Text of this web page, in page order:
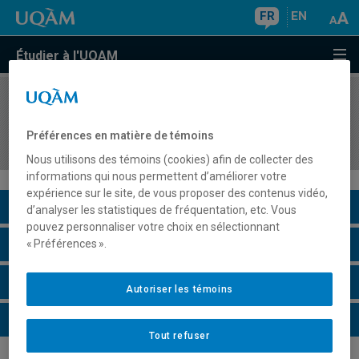
FR EN
Étudier à l'UQAM
COURS//
institutions spécialisées
Description du cours
Horaire - Été 2026
Horaire - Automne 2026
Horaire - Hiver 2027
Préférences en matière de témoins
Nous utilisons des témoins (cookies) afin de collecter des
informations qui nous permettent d’améliorer votre
expérience sur le site, de vous proposer des contenus vidéo,
d’analyser les statistiques de fréquentation, etc. Vous
pouvez personnaliser votre choix en sélectionnant
« Préférences ».
Tout refuser
Autoriser les témoins